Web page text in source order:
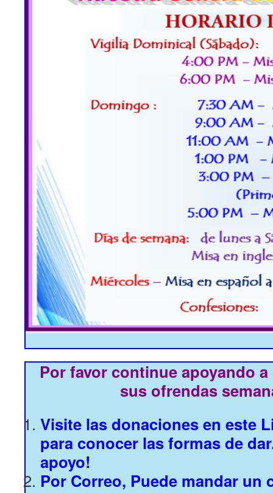
Por favor continue apoyando
sus ofrendas
Visite las donaciones en este
para conocer las formas de
apoyo!
Por Correo, Puede mandar un